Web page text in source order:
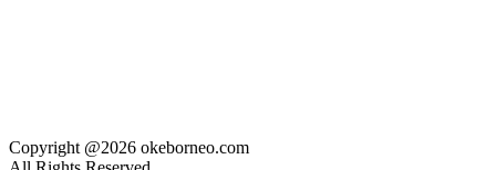
Copyright @2026 okeborneo.com